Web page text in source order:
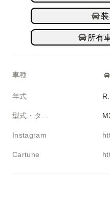
所有
車種
年式
Instagram
Cartune